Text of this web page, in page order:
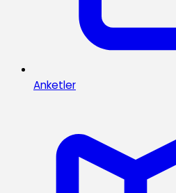
Anketler